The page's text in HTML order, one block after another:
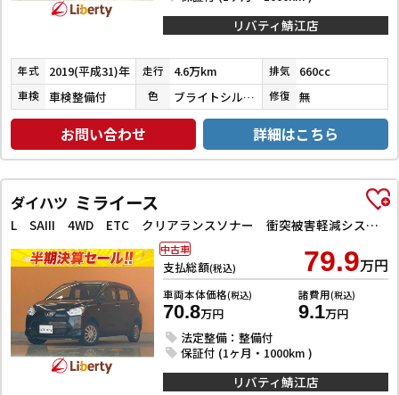
リバティ鯖江店
年式 2019(平成31)年 走行 4.6万km 排気 660cc
車検 車検整備付 色 ブライトシルバーメタリック 修復 無
お問い合わせ 詳細はこちら
ダイハツ ミライース
L SAIII 4WD ETC クリアランスソナー 衝突被害軽減システム オートマチックハイビーム オートライト アイドリングストップ CVT ESC CD エアコン パワーウィンドウ
支払総額(税込) 79.9万円
車両本体価格(税込)
70.8万円
諸費用(税込)
9.1万円
法定整備：整備付
保証付 (1ヶ月・1000km )
中古車
リバティ鯖江店